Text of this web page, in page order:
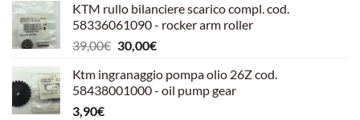
originale
era:
39,00€.
attuale
è:
30,00€.
KTM rullo bilanciere scarico compl. cod.
58336061090 - rocker arm roller
39,00€ Il
originale
era:
30,00€Il
attuale
è:
Ktm ingranaggio pompa olio 26Z cod.
58438001000 - oil pump gear
3,90€